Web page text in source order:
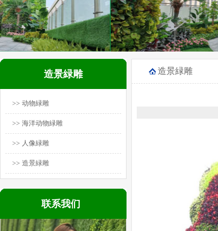
造景緑雕
>> 动物緑雕
>> 海洋动物緑雕
>> 人像緑雕
>> 造景緑雕
联系我们
造景緑雕